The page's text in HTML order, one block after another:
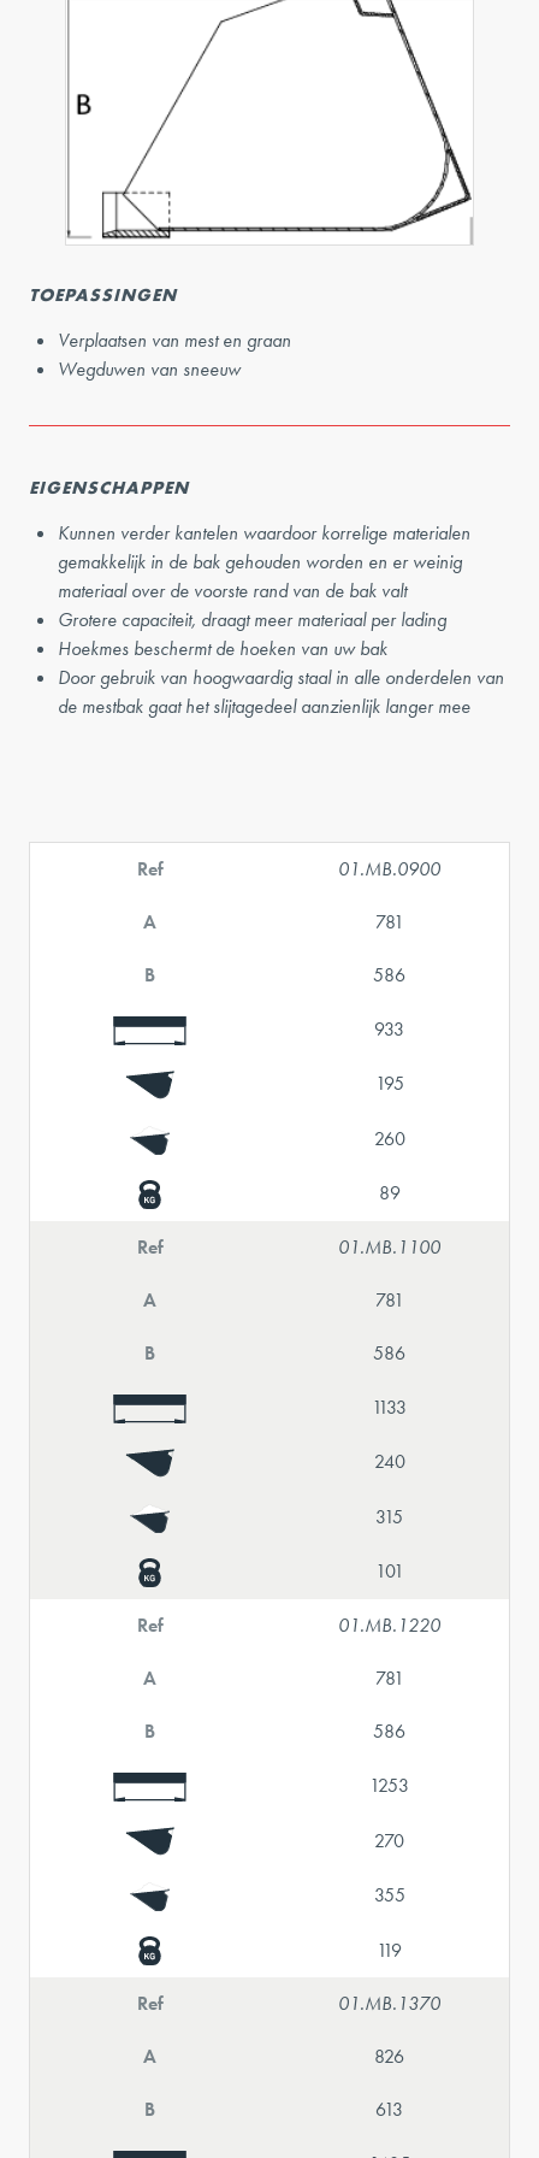
TOEPASSINGEN
Verplaatsen van mest en graan
Wegduwen van sneeuw
EIGENSCHAPPEN
Kunnen verder kantelen waardoor korrelige materialen
gemakkelijk in de bak gehouden worden en er weinig
materiaal over de voorste rand van de bak valt
Grotere capaciteit, draagt meer materiaal per lading
Hoekmes beschermt de hoeken van uw bak
Door gebruik van hoogwaardig staal in alle onderdelen van
de mestbak gaat het slijtagedeel aanzienlijk langer mee
Ref 01.MB.0900
A 781
B 586
933
195
260
89
Ref 01.MB.1100
A 781
B 586
1133
240
315
101
Ref 01.MB.1220
A 781
B 586
1253
270
355
119
Ref 01.MB.1370
A 826
B 613